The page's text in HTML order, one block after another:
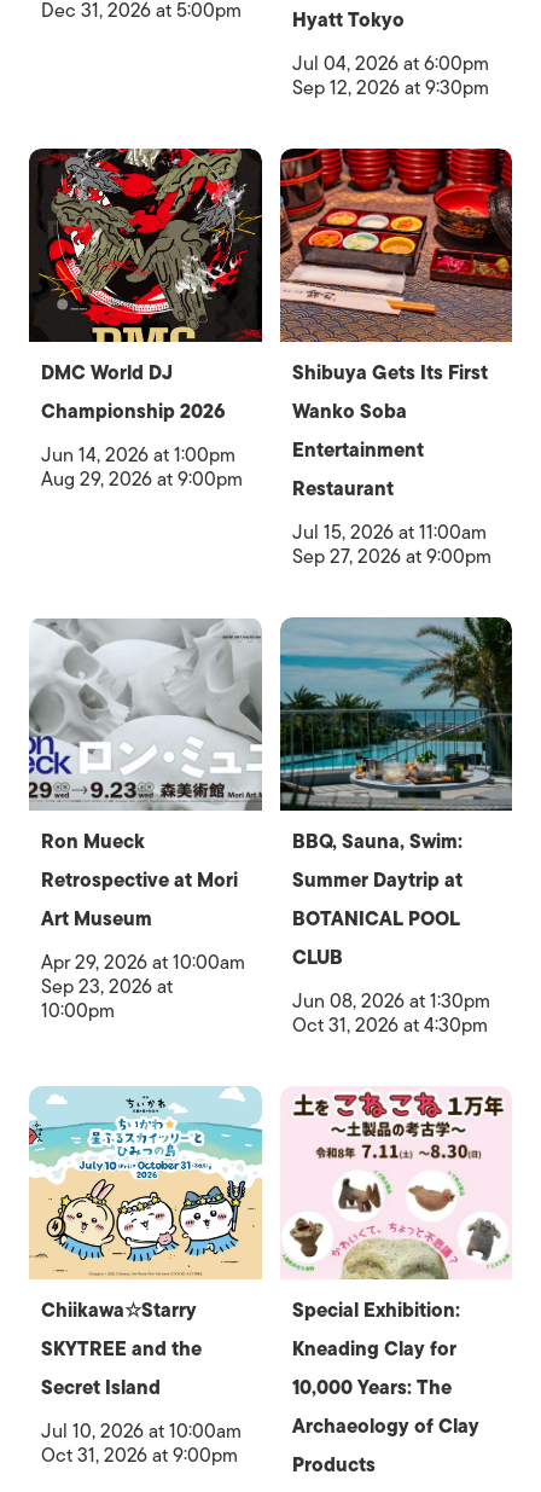
Dec 31, 2026 at 5:00pm
Hyatt Tokyo
Jul 04, 2026 at 6:00pm
Sep 12, 2026 at 9:30pm
DMC World DJ
Championship 2026
Jun 14, 2026 at 1:00pm
Aug 29, 2026 at 9:00pm
Shibuya Gets Its First
Wanko Soba
Entertainment
Restaurant
Jul 15, 2026 at 11:00am
Sep 27, 2026 at 9:00pm
Ron Mueck
Retrospective at Mori
Art Museum
Apr 29, 2026 at 10:00am
Sep 23, 2026 at
10:00pm
BBQ, Sauna, Swim:
Summer Daytrip at
BOTANICAL POOL
CLUB
Jun 08, 2026 at 1:30pm
Oct 31, 2026 at 4:30pm
Chiikawa☆Starry
SKYTREE and the
Secret Island
Jul 10, 2026 at 10:00am
Oct 31, 2026 at 9:00pm
Special Exhibition:
Kneading Clay for
10,000 Years: The
Archaeology of Clay
Products